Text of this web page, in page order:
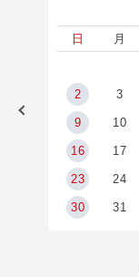
日 月
2 3
9 10
16 17
23 24
30 31